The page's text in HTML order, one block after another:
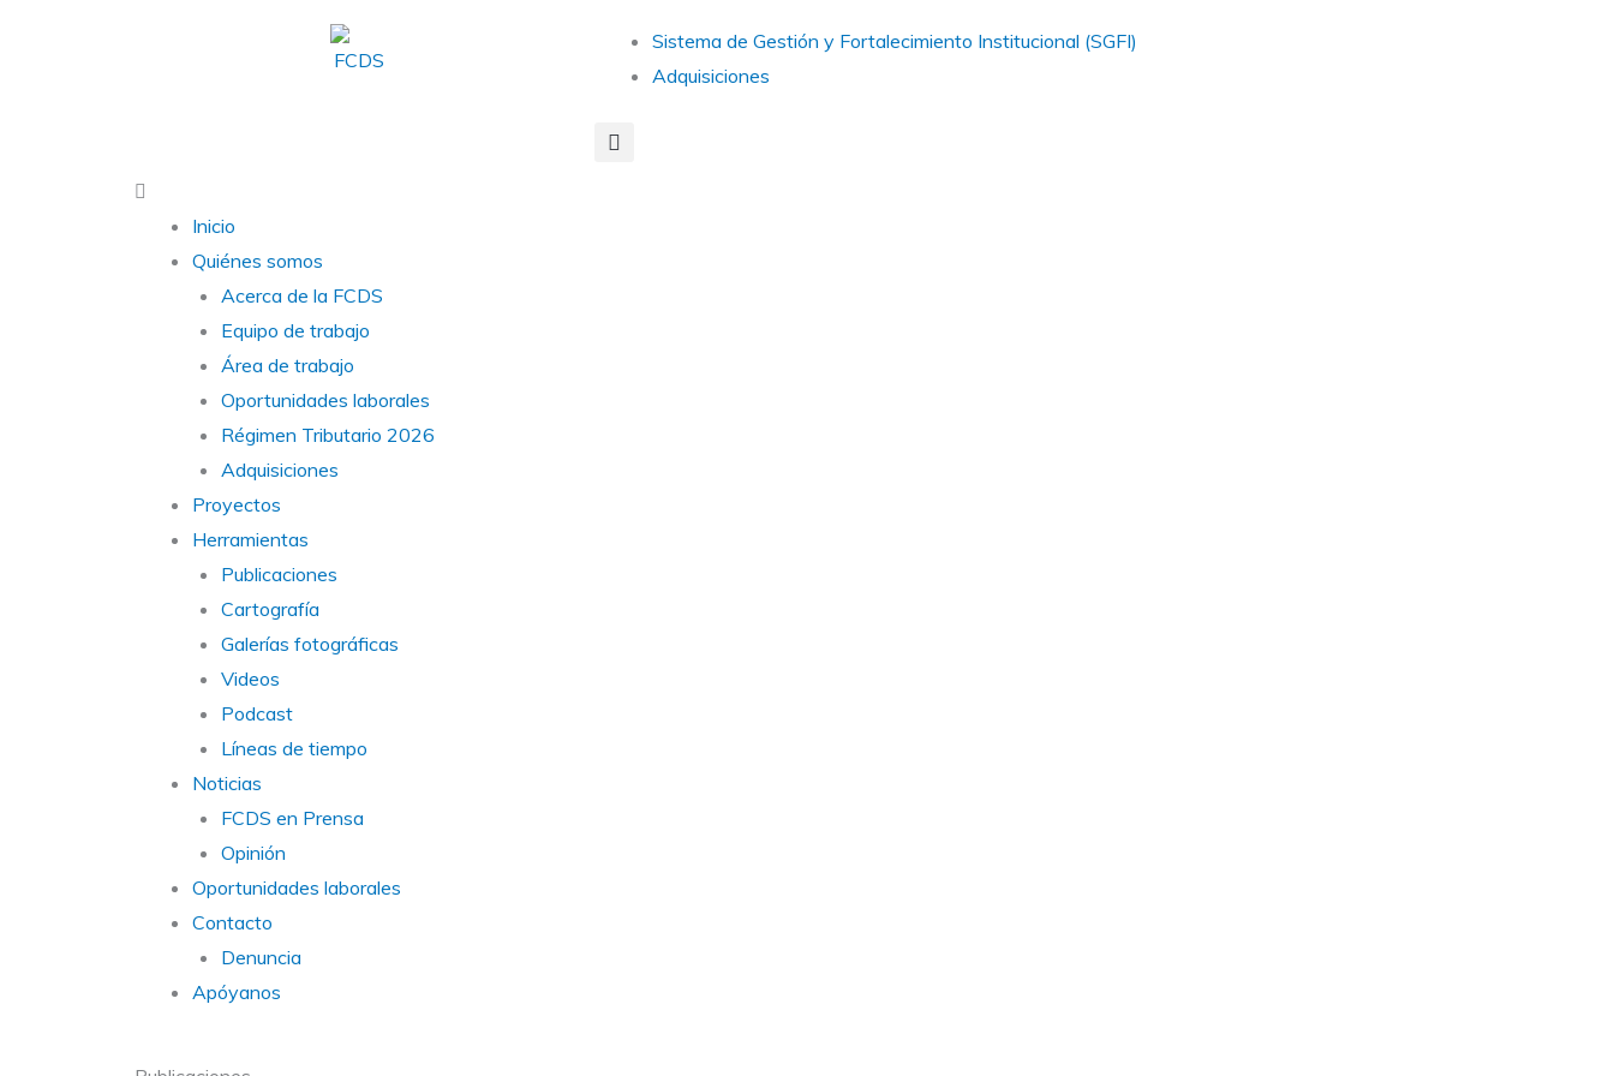
Main
Menu
Sistema de Gestión y Fortalecimiento Institucional (SGFI)
Adquisiciones
Main
Menu
Inicio
Quiénes somos
Acerca de la FCDS
Equipo de trabajo
Área de trabajo
Oportunidades laborales
Régimen Tributario 2026
Adquisiciones
Proyectos
Herramientas
Publicaciones
Cartografía
Galerías fotográficas
Videos
Podcast
Líneas de tiempo
Noticias
FCDS en Prensa
Opinión
Oportunidades laborales
Contacto
Denuncia
Apóyanos